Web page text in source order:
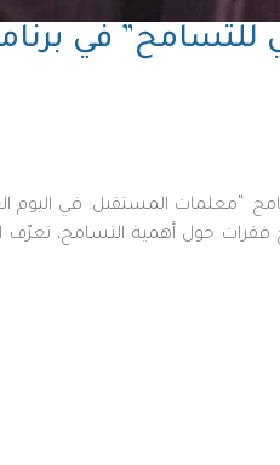
للتسامح” في
“معلمات المستقبل: في
10:00 صباحًا حتى 12:00 ظهرًا. تضمن البرنامج